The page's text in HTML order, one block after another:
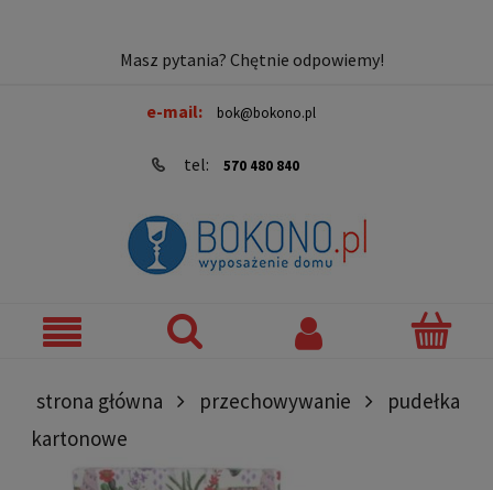
Masz pytania? Chętnie odpowiemy!
e-mail: bok@bokono.pl
tel: 570 480 840
strona główna przechowywanie
pudełka
kartonowe